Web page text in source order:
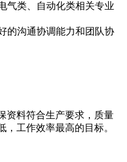
气类、自动化类相关专业
的沟通协调能力和团队协
资料符合生产要求，质量
工作效率最高的目标。